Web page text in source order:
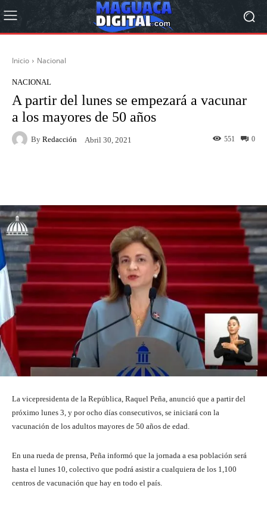
Inicio Nacional
NACIONAL
A partir del lunes se empezará a vacunar
a los mayores de 50 años
By Redacción Abril 30, 2021 0
551
La vicepresidenta de la República, Raquel Peña, anunció que a partir del
próximo lunes 3, y por ocho días consecutivos, se iniciará con la
vacunación de los adultos mayores de 50 años de edad.
En una rueda de prensa, Peña informó que la jornada a esa población será
hasta el lunes 10, colectivo que podrá asistir a cualquiera de los 1,100
centros de vacunación que hay en todo el país.